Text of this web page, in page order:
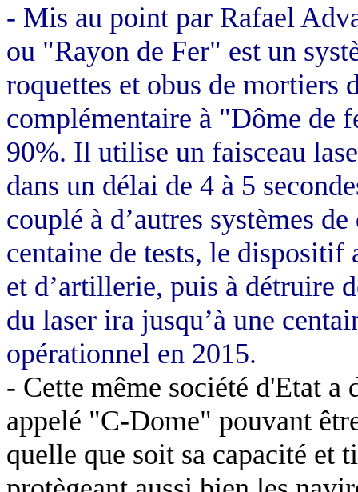
- Mis au point par Rafael
ou "Rayon de Fer" est un
roquettes et obus de mortiers
complémentaire à "Dôme de
90%. Il utilise un faisceau
dans un délai de 4 à 5
couplé à d’autres systèmes
centaine de tests, le dispositif
et d’artillerie, puis à détruire
du laser ira jusqu’à une
opérationnel en 2015.
- Cette même société d'Etat
appelé "C-Dome" pouvant
quelle que soit sa capacité et